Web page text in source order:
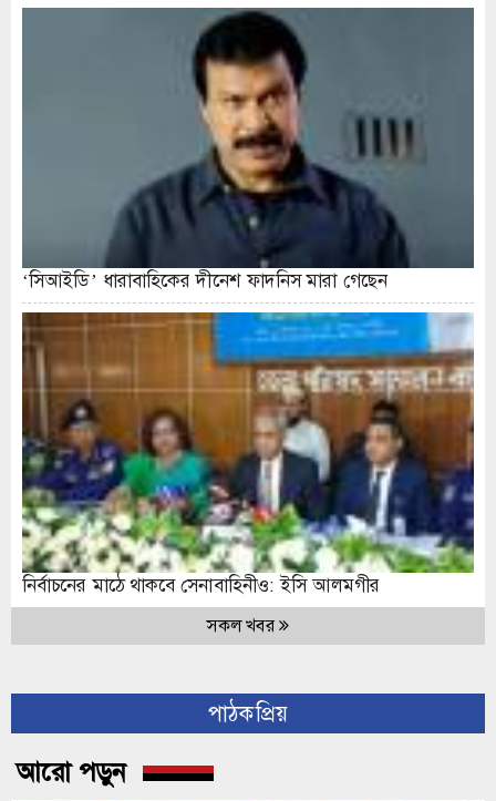
‘সিআইডি’ ধারাবাহিকের দীনেশ ফাদনিস মারা গেছেন
নির্বাচনের মাঠে থাকবে সেনাবাহিনীও: ইসি আলমগীর
সকল খবর
পাঠকপ্রিয়
আরো পড়ুন